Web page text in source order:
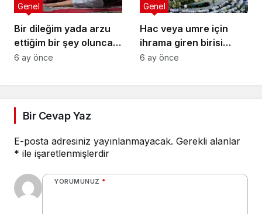
Bir dileğim yada arzu
ettiğim bir şey olunca
şükür secdesi yapmak
Genel
6 ay önce
Hac veya umre için
ihrama giren birisi
ihram namazını
Genel
6 ay önce
Bir Cevap Yaz
E-posta adresiniz yayınlanmayacak. Gerekli alanlar
* ile işaretlenmişlerdir
YORUMUNUZ *